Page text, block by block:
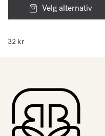
Velg alternativ
32 kr